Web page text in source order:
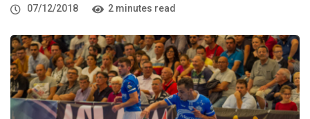
07/12/2018
2 minutes read